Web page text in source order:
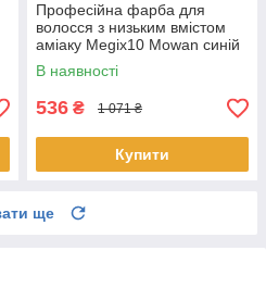
Професійна фарба для
волосся з низьким вмістом
аміаку Megix10 Mowan синій
100 мл
В наявності
536 ₴ 1 071 ₴
Купити
ще